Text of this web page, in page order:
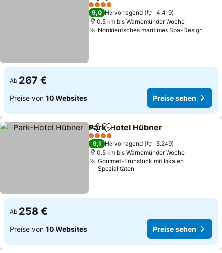
4 Sterne
9,0 Hervorragend
4.419
0.5 km bis Warnemünder Woche
Norddeutsches maritimes Spa-Design
Ab 267 €
Preise von 10 Websites Preise sehen
TeilenZu Favoriten hinzufügen
Park-Hotel Hübner
4 Sterne
9,1 Hervorragend
5.249
0.5 km bis Warnemünder Woche
Gourmet-Frühstück mit lokalen
Spezialitäten
Ab 258 €
Preise von 10 Websites Preise sehen